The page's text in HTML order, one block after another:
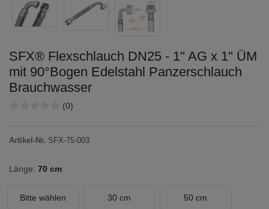
SFX® Flexschlauch DN25 - 1" AG x 1" ÜM
mit 90°Bogen Edelstahl Panzerschlauch
Brauchwasser
(0)
Artikel-Nr. SFX-75-003
Länge: 70 cm
Bitte wählen 30 cm 50 cm